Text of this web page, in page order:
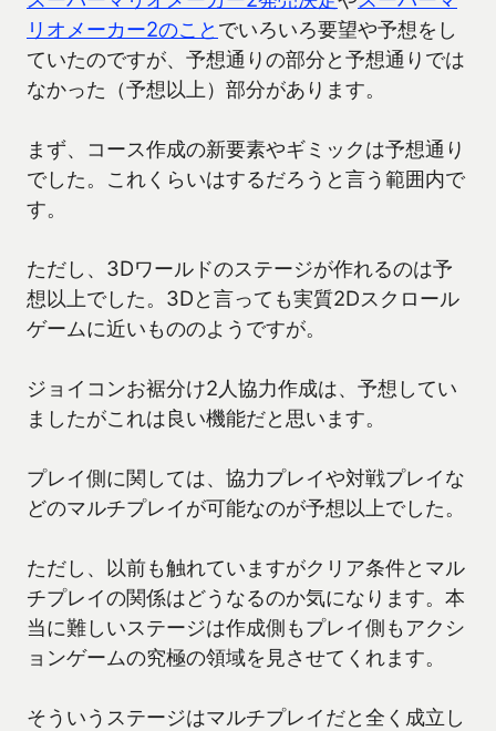
リオメーカー2のこと でいろいろ要望や予想をし
ていたのですが、予想通りの部分と予想通りでは
なかった（予想以上）部分があります。
まず、コース作成の新要素やギミックは予想通り
でした。これくらいはするだろうと言う範囲内で
す。
ただし、3Dワールドのステージが作れるのは予
想以上でした。3Dと言っても実質2Dスクロール
ゲームに近いもののようですが。
ジョイコンお裾分け2人協力作成は、予想してい
ましたがこれは良い機能だと思います。
プレイ側に関しては、協力プレイや対戦プレイな
どのマルチプレイが可能なのが予想以上でした。
ただし、以前も触れていますがクリア条件とマル
チプレイの関係はどうなるのか気になります。本
当に難しいステージは作成側もプレイ側もアクシ
ョンゲームの究極の領域を見させてくれます。
そういうステージはマルチプレイだと全く成立し